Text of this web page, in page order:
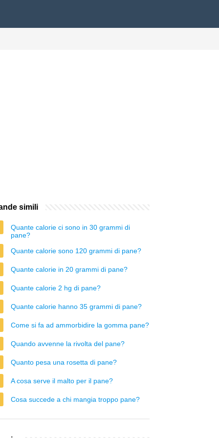
simili
Quante calorie ci sono in 30 grammi di
pane?
Quante calorie sono 120 grammi di pane?
Quante calorie in 20 grammi di pane?
Quante calorie 2 hg di pane?
Quante calorie hanno 35 grammi di pane?
Come si fa ad ammorbidire la gomma pane?
Quando avvenne la rivolta del pane?
Quanto pesa una rosetta di pane?
A cosa serve il malto per il pane?
Cosa succede a chi mangia troppo pane?